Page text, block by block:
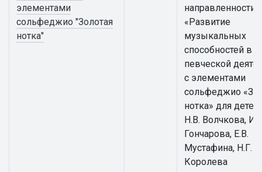
элементами
сольфеджио "Золотая
нотка"
направленности
«Развитие
музыкальных
способностей в
певческой
с элементами
сольфеджио
нотка» для
Н.В. Волчкова,
Гончарова, Е.В.
Мустафина, Н.Г.
Королева